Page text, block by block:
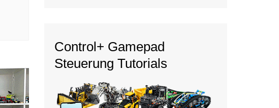
Control+ Gamepad
Steuerung Tutorials